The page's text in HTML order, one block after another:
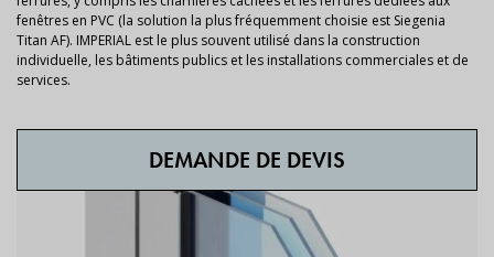
fenêtres en PVC (la solution la plus fréquemment choisie est Siegenia
Titan AF). IMPERIAL est le plus souvent utilisé dans la construction
individuelle, les bâtiments publics et les installations commerciales et de
services.
DEMANDE DE DEVIS